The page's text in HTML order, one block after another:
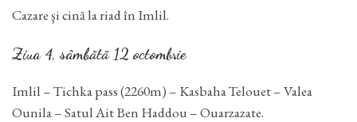
Cazare şi cină la riad în Imlil.
Ziua 4, sâmbătă 12 octombrie
Imlil – Tichka pass (2260m) – Kasbaha Telouet – Valea
Ounila – Satul Ait Ben Haddou – Ouarzazate.